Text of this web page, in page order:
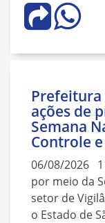
ações de
Semana
Controle
06/08/2026
por meio da
setor de
o Estado de